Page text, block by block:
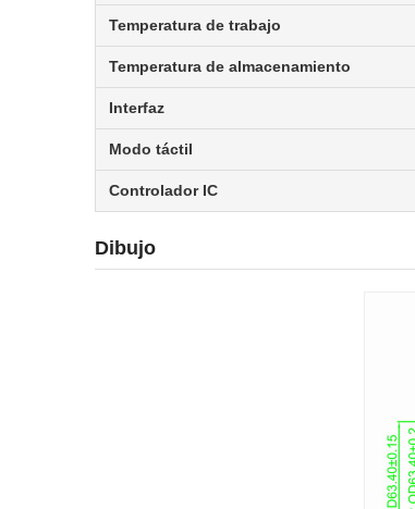
Temperatura de trabajo
Temperatura de almacenamiento
Interfaz
Modo táctil
Controlador IC
Dibujo